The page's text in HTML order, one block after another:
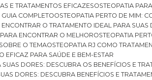
E TRATAMENTOS EFICAZES
OSTEOPATIA
GUIA COMPLETO
OSTEOPATIA PERTO DE MIM:
ENCONTRAR O TRATAMENTO IDEAL PARA SUAS
ENCONTRAR O MELHOR
OSTEOPATIA
O TEMA
OSTEOPATIA RJ COMO
EFICAZ PARA SAÚDE E BEM-ESTAR
SUAS DORES: DESCUBRA OS BENEFÍCIOS E
DORES: DESCUBRA BENEFÍCIOS E